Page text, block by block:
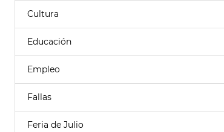
Cultura
Educación
Empleo
Fallas
Feria de Julio